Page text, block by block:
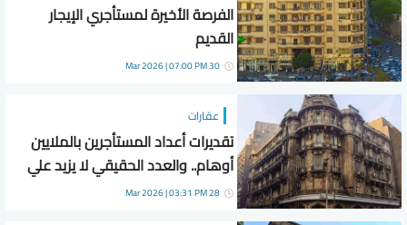
الفرصة الأخيرة لمستأجري الإيجار
القديم
30 Mar 2026 | 07:00 PM
عقارات
تقديرات أعداد المستأجرين بالملايين
أوهام.. والعدد الحقيقي لا يزيد علي
300 ألف
28 Mar 2026 | 03:31 PM